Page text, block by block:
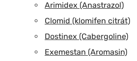
Arimidex (Anastrazol)
Clomid (klomifen citrát)
Dostinex (Cabergoline)
Exemestan (Aromasin)